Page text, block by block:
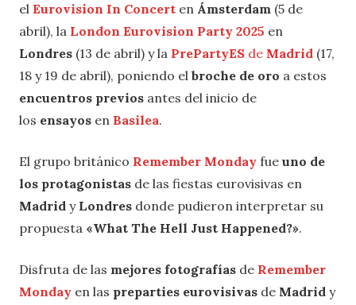
el Eurovision In Concert en Ámsterdam (5 de
abril), la London Eurovision Party 2025 en
Londres (13 de abril) y la PrePartyES de Madrid (17,
18 y 19 de abril), poniendo el broche de oro a estos
encuentros previos antes del inicio de
los ensayos en Basilea.
El grupo británico Remember Monday fue uno de
los protagonistas de las fiestas eurovisivas en
Madrid y Londres donde pudieron interpretar su
propuesta «What The Hell Just Happened?».
Disfruta de las mejores fotografías de Remember
Monday en las preparties eurovisivas de Madrid y